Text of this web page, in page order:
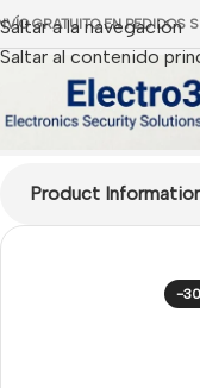
Saltar a la navegación
Saltar al contenido
GRATUITO EN PEDIDOS
Product
-